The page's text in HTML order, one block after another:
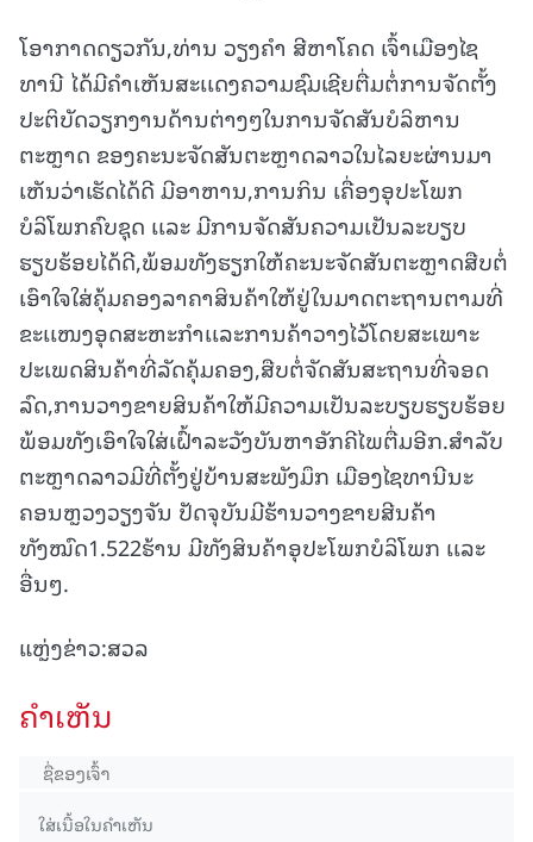
ໂອາກາດດຽວກັນ,ທ່ານ ວຽງຄໍາ ສີຫາໂຄດ ເຈົ້າເມືອງໄຊ
ທານີ ໄດ້ມີຄໍາເຫັນສະເເດງຄວາມຊົມເຊີຍຕື່ມຕໍ່ການຈັດຕັ້ງ
ປະຕິບັດວຽກງານດ້ານຕ່າງໆໃນການຈັດສັນບໍລິຫານ
ຕະຫຼາດ ຂອງຄະນະຈັດສັນຕະຫຼາດລາວໃນໄລຍະຜ່ານມາ
ເຫັນວ່າເຮັດໄດ້ດີ ມີອາຫານ,ການກິນ ເຄື່ອງອຸປະໂພກ
ບໍລິໂພກຄົບຊຸດ ເເລະ ມີການຈັດສັນຄວາມເປັນລະບຽບ
ຮຽບຮ້ອຍໄດ້ດີ,ພ້ອມທັງຮຽກໃຫ້ຄະນະຈັດສັນຕະຫຼາດສືບຕໍ່
ເອົາໃຈໃສ່ຄຸ້ມຄອງລາຄາສິນຄ້າໃຫ້ຢູ່ໃນມາດຕະຖານຕາມທີ່
ຂະເເໜງອຸດສະຫະກໍາເເລະການຄ້າວາງໄວ້ໂດຍສະເພາະ
ປະເພດສິນຄ້າທີ່ລັດຄຸ້ມຄອງ,ສືບຕໍ່ຈັດສັນສະຖານທີ່ຈອດ
ລົດ,ການວາງຂາຍສິນຄ້າໃຫ້ມີຄວາມເປັນລະບຽບຮຽບຮ້ອຍ
ພ້ອມທັງເອົາໃຈໃສ່ເຝົ້າລະວັງບັນຫາອັກຄີໄພຕື່ມອີກ.ສໍາລັບ
ຕະຫຼາດລາວມີທີ່ຕັ້ງຢູ່ບ້ານສະພັງມຶກ ເມືອງໄຊທານີນະ
ຄອນຫຼວງວຽງຈັນ ປັດຈຸບັນມີຮ້ານວາງຂາຍສີນຄ້າ
ທັງໝົດ1.522ຮ້ານ ມີທັງສິນຄ້າອຸປະໂພກບໍລິໂພກ ເເລະ
ອື່ນໆ.
ແຫຼ່ງຂ່າວ:ສວລ
ຄໍາເຫັນ